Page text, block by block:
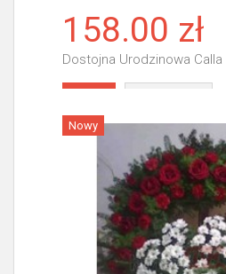
158.00 zł
Dostojna Urodzinowa Calla
Nowy